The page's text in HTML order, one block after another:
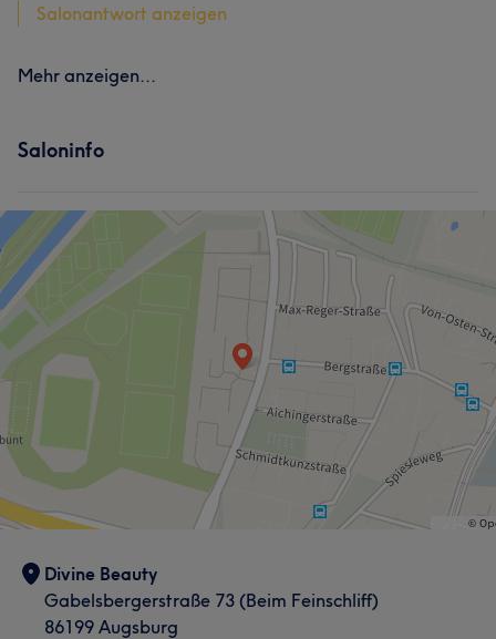
Salonantwort anzeigen
Mehr anzeigen...
Saloninfo
Divine Beauty
Gabelsbergerstraße 73 (Beim Feinschliff)
86199 Augsburg